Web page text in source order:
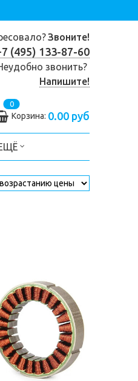
Звоните!
(495) 133-87-60
звонить?
Напишите!
0
Корзина: 0.00 руб